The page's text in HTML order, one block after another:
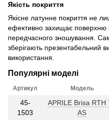
Якість покриття
Якісне латунне покриття не
ефективно захищає поверхню
передчасного зношування.
зберігають презентабельний
використання.
Популярні моделі
Артикул Модель
45-
1503
APRILE Brisa RTH
AS